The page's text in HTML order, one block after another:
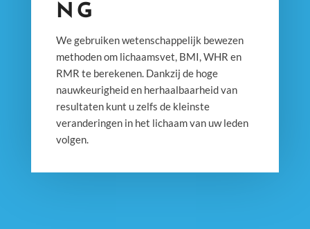
NG
We gebruiken wetenschappelijk bewezen
methoden om lichaamsvet, BMI, WHR en
RMR te berekenen. Dankzij de hoge
nauwkeurigheid en herhaalbaarheid van
resultaten kunt u zelfs de kleinste
veranderingen in het lichaam van uw leden
volgen.